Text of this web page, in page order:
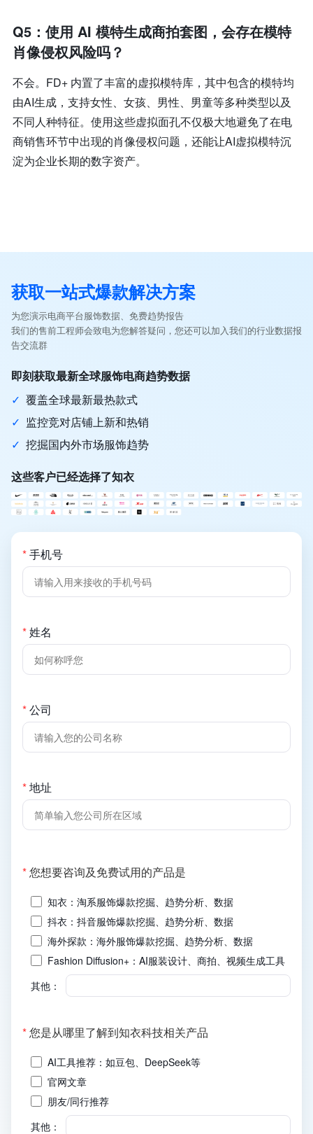
Q5：使用 AI 模特生成商拍套图，会存在模特
肖像侵权风险吗？
不会。FD+ 内置了丰富的虚拟模特库，其中包含的模特均
由AI生成，支持女性、女孩、男性、男童等多种类型以及
不同人种特征。使用这些虚拟面孔不仅极大地避免了在电
商销售环节中出现的肖像侵权问题，还能让AI虚拟模特沉
淀为企业长期的数字资产。
获取一站式爆款解决方案
为您演示电商平台服饰数据、免费趋势报告
我们的售前工程师会致电为您解答疑问，您还可以加入我们的行业数据报
告交流群
即刻获取最新全球服饰电商趋势数据
✓ 覆盖全球最新最热款式
✓ 监控竞对店铺上新和热销
✓ 挖掘国内外市场服饰趋势
这些客户已经选择了知衣
*手机号
*姓名
*公司
*地址
*您想要咨询及免费试用的产品是
知衣：淘系服饰爆款挖掘、趋势分析、数据
抖衣：抖音服饰爆款挖掘、趋势分析、数据
海外探款：海外服饰爆款挖掘、趋势分析、数据
Fashion Diffusion+：AI服装设计、商拍、视频生成工具
其他：
*您是从哪里了解到知衣科技相关产品
AI工具推荐：如豆包、DeepSeek等
官网文章
朋友/同行推荐
其他：